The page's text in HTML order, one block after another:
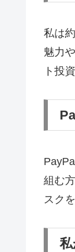
私は
魅力
ト投
組む
スク